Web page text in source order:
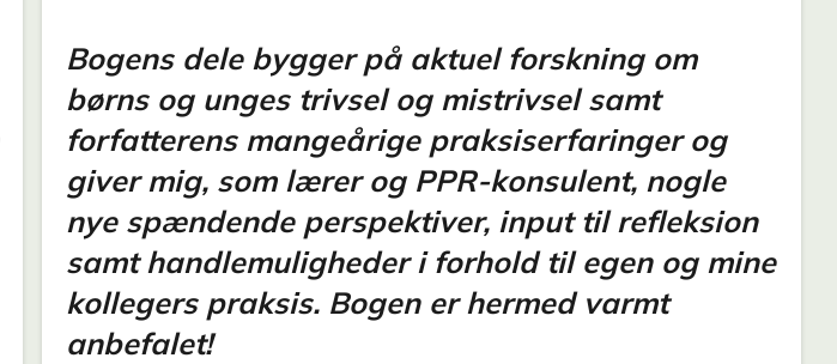
Bogens dele bygger på aktuel forskning om
børns og unges trivsel og mistrivsel samt
forfatterens mangeårige praksiserfaringer og
giver mig, som lærer og PPR-konsulent, nogle
nye spændende perspektiver, input til refleksion
samt handlemuligheder i forhold til egen og mine
kollegers praksis. Bogen er hermed varmt
anbefalet!